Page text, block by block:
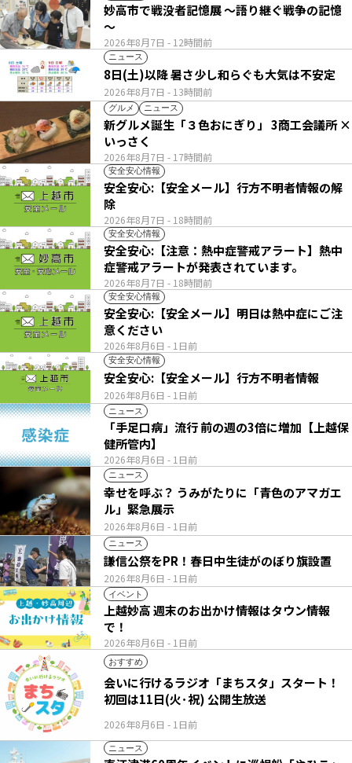
2026年8月7日 - 12時間前
妙高市で戦没者記憶展 ～語り継ぐ戦争の記憶
～
ニュース
2026年8月7日 - 13時間前
8日(土)以降 暑さ少し和らぐも大気は不安定
グルメ ニュース
2026年8月7日 - 17時間前
新グルメ誕生「３色おにぎり」 3商工会議所 ×
いっさく
安全安心情報
2026年8月7日 - 18時間前
安全安心:【安全メール】行方不明者情報の解
除
安全安心情報
2026年8月7日 - 18時間前
安全安心:【注意：熱中症警戒アラート】熱中
症警戒アラートが発表されています。
安全安心情報
2026年8月6日 - 1日前
安全安心:【安全メール】明日は熱中症にご注
意ください
安全安心情報
2026年8月6日 - 1日前
安全安心:【安全メール】行方不明者情報
ニュース
2026年8月6日 - 1日前
「手足口病」流行 前の週の3倍に増加【上越保
健所管内】
ニュース
2026年8月6日 - 1日前
幸せを呼ぶ？ うみがたりに「青色のアマガエ
ル」緊急展示
ニュース
2026年8月6日 - 1日前
謙信公祭をPR！春日中生徒がのぼり旗設置
イベント
2026年8月6日 - 1日前
上越妙高 週末のお出かけ情報はタウン情報
で！
おすすめ
2026年8月6日 - 1日前
会いに行けるラジオ「まちスタ」スタート！
初回は11日(火･祝) 公開生放送
ニュース